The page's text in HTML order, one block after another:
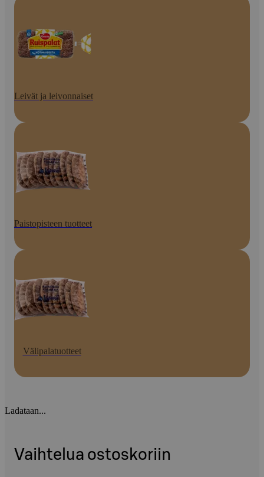
Leivät ja leivonnaiset
Paistopisteen tuotteet
Välipalatuotteet
Ladataan...
Vaihtelua ostoskoriin